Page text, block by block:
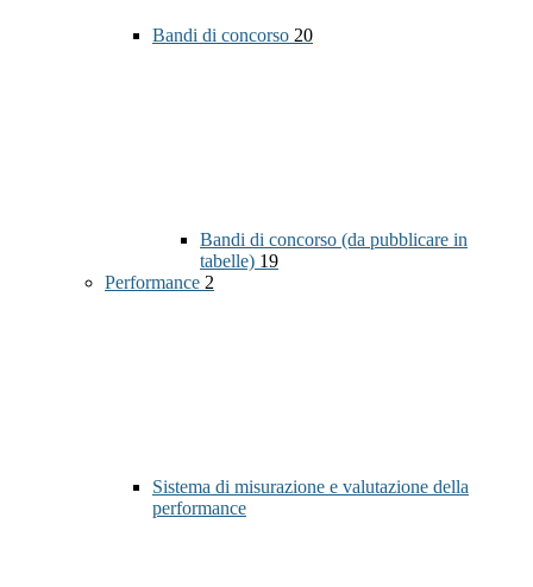
Bandi di concorso 20
Bandi di concorso (da pubblicare in
tabelle) 19
Performance 2
Sistema di misurazione e valutazione della
performance